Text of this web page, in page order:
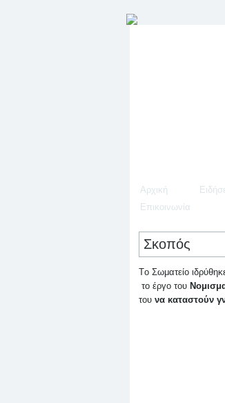
Αρχική
Επικοινωνία
Σκοπός
Τo Σωματείο
το έργο του
του να καταστούν